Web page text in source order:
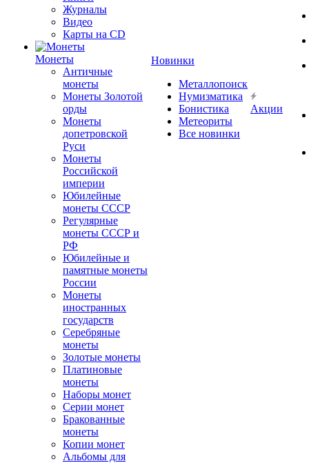
Журналы
Видео
Карты на CD
Монеты
Античные
монеты
Монеты Золотой
орды
Монеты
допетровской
Руси
Монеты
Российской
империи
Юбилейные
монеты СССР
Регулярные
монеты СССР и
РФ
Юбилейные и
памятные монеты
России
Монеты
иностранных
государств
Серебряные
монеты
Золотые монеты
Платиновые
монеты
Наборы монет
Серии монет
Бракованные
монеты
Копии монет
Альбомы для
Новинки
Металлопоиск
Нумизматика
Бонистика
Метеориты
Все новинки
Акции